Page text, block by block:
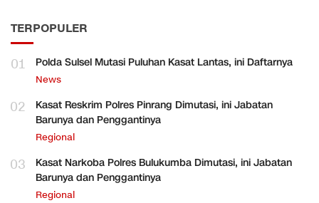
TERPOPULER
01 Polda Sulsel Mutasi Puluhan Kasat Lantas, ini Daftarnya
News
02
Kasat Reskrim Polres Pinrang Dimutasi, ini Jabatan
Barunya dan Penggantinya
Regional
03
Kasat Narkoba Polres Bulukumba Dimutasi, ini Jabatan
Barunya dan Penggantinya
Regional